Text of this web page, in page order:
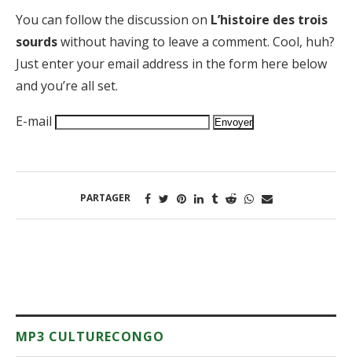
You can follow the discussion on L’histoire des trois
sourdswithout having to leave a comment. Cool, huh?
Just enter your email address in the form here below
and you’re all set.
E-mail
PARTAGER
MP3 CULTURECONGO